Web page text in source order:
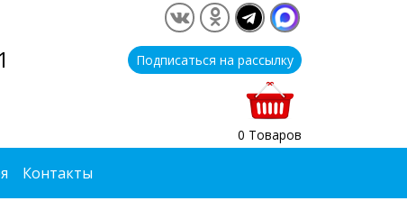
Подписаться на рассылку
0 Товаров
Контакты